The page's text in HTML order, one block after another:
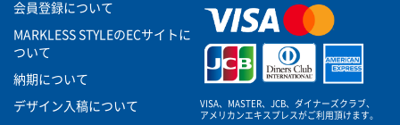
会員登録について
MARKLESS STYLEのECサイトに
ついて
納期について
デザイン入稿について
VISA、MASTER、JCB、ダイナーズクラブ、
アメリカンエキスプレスがご利用頂けます。